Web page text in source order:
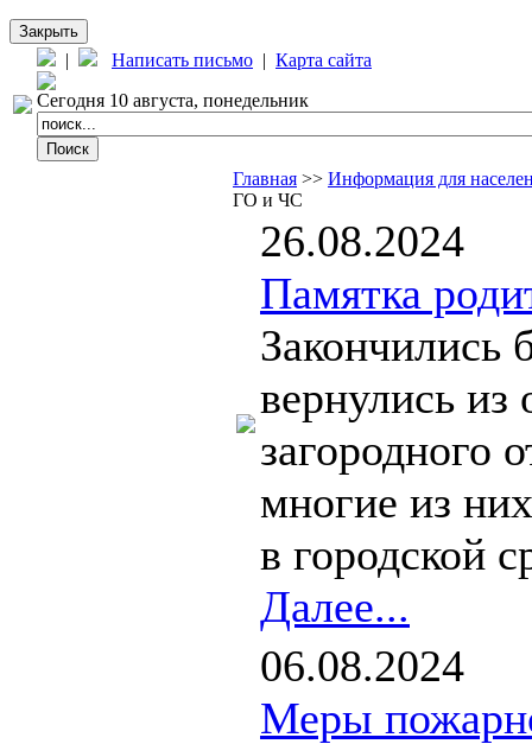
Закрыть
| Написать письмо | Карта сайта
Сегодня 10 августа, понедельник
Главная >> Информация для
ГО и ЧС
26.08.2024
Памятка
Закончились
вернулись из
загородного
многие из
в городской
Далее...
06.08.2024
Меры